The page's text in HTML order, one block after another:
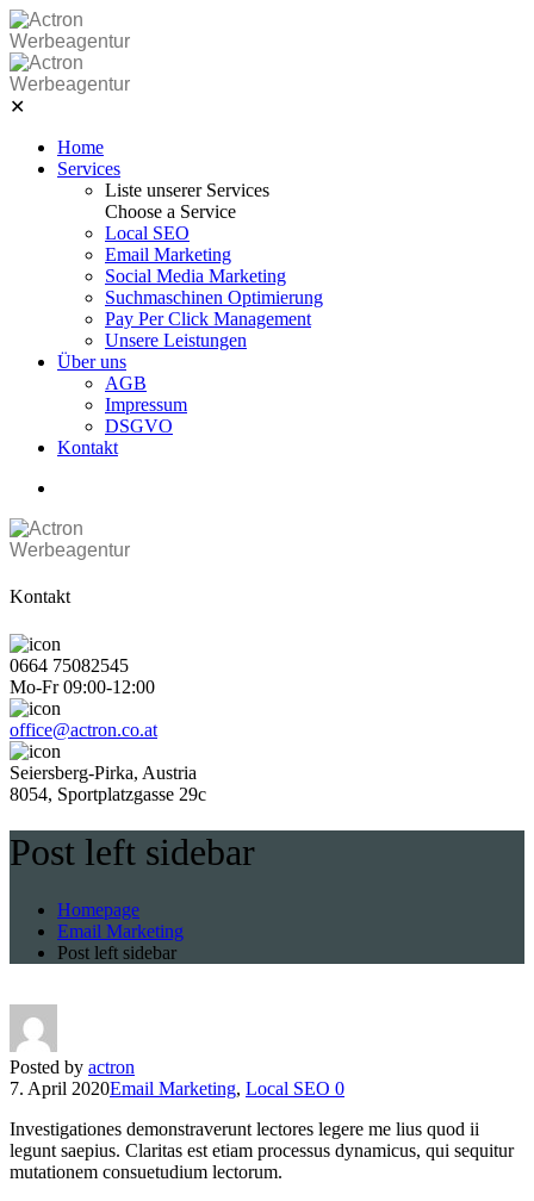
Skip
to
content
Werbeagentur
Werbeagentur
✕
Home
Services
Liste unserer Services
Choose a Service
Local SEO
Email Marketing
Social Media Marketing
Suchmaschinen Optimierung
Pay Per Click Management
Unsere Leistungen
Über uns
AGB
Impressum
DSGVO
Kontakt
Werbeagentur
Kontakt
0664 75082545
Mo-Fr 09:00-12:00
office@actron.co.at
Seiersberg-Pirka, Austria
8054, Sportplatzgasse 29c
Post left sidebar
Homepage
Email Marketing
Post left sidebar
Posted by actron
7. April 2020Email Marketing, Local SEO 0
Investigationes demonstraverunt lectores legere me lius quod ii
legunt saepius. Claritas est etiam processus dynamicus, qui sequitur
mutationem consuetudium lectorum.